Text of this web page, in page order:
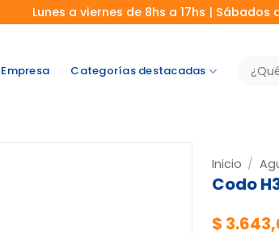
Lunes a viernes de 8hs a 17hs | Sábados
Empresa Categorías destacadas
Buscar
por:
Inicio /
Codo
$